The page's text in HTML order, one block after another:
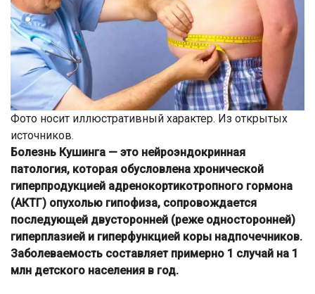
Фото носит иллюстративный характер. Из открытых
источников.
Болезнь Кушинга — это нейроэндокринная
патология, которая обусловлена хронической
гиперпродукцией адренокортикотропного гормона
(АКТГ) опухолью гипофиза, сопровождается
последующей двусторонней (реже односторонней)
гиперплазией и гиперфункцией коры надпочечников.
Заболеваемость составляет примерно 1 случай на 1
млн детского населения в год.